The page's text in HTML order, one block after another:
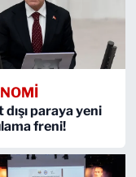
dışı paraya yeni
freni!